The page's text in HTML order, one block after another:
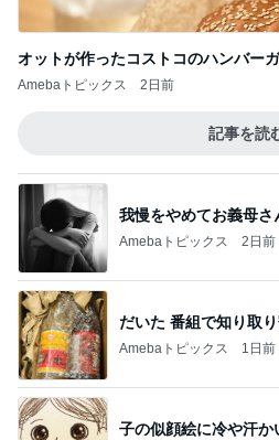
記事を読
Amebaトピックス 2日前
だいた 番組で知り取
Amebaトピックス 1日前
子の似顔絵に冷や汗か
Amebaトピックス 1日前